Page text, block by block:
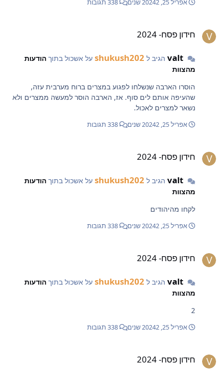
אפריל 25, 2024 2 שנים
חידון פסח- 2024
valtהגיב ל shukush202על אשכול בתוך הודעות
מהצוות
הוסרו הארבה שנשלחו לפגוע במצרים ברוח מערבית עזה,
שהעיפה אותם לים סוף. אז, הארבה הוסר למעשה ממצרים ולא
נשאר למצרים לאכול.
אפריל 25, 2024 2 שנים
חידון פסח- 2024
valtהגיב ל shukush202על אשכול בתוך הודעות
מהצוות
לקחו מהיהודים
אפריל 25, 2024 2 שנים
חידון פסח- 2024
valtהגיב ל shukush202על אשכול בתוך הודעות
מהצוות
2
אפריל 25, 2024 2 שנים
חידון פסח- 2024